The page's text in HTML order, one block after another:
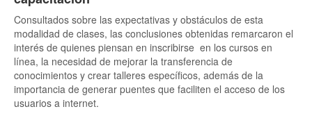
Consultados sobre las expectativas y obstáculos de esta
modalidad de clases, las conclusiones obtenidas remarcaron el
interés de quienes piensan en inscribirse en los cursos en
línea, la necesidad de mejorar la transferencia de
conocimientos y crear talleres específicos, además de la
importancia de generar puentes que faciliten el acceso de los
usuarios a internet.